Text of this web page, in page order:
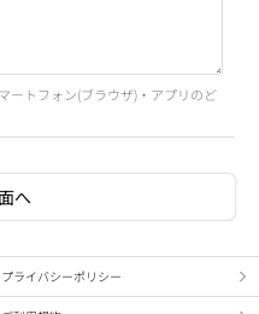
ートフォン(ブラウザ)・アプリのど
プライバシーポリシー